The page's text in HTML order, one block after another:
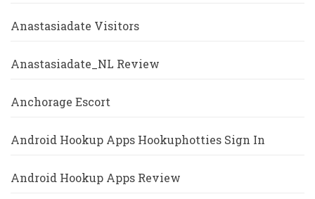
Anastasiadate Visitors
Anastasiadate_NL Review
Anchorage Escort
Android Hookup Apps Hookuphotties Sign In
Android Hookup Apps Review